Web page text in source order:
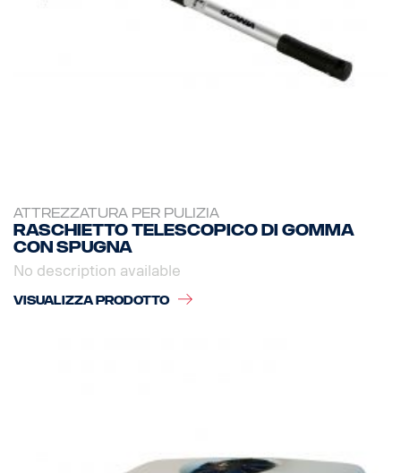
ATTREZZATURA PER PULIZIA
Raschietto telescopico di gomma
con spugna
No description available
VISUALIZZA PRODOTTO